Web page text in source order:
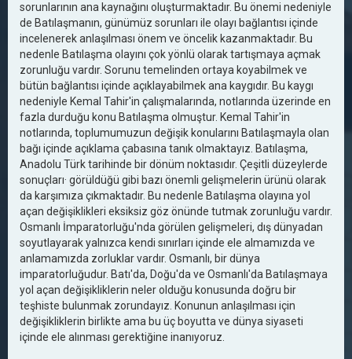
sorunlarının ana kaynağını oluşturmaktadır. Bu önemi nedeniyle
de Batılaşmanın, günümüz sorunları ile olayı bağlantısı içinde
incelenerek anlaşılması önem ve öncelik kazanmaktadır. Bu
nedenle Batılaşma olayını çok yönlü olarak tartışmaya açmak
zorunluğu vardır. Sorunu temelinden ortaya koyabilmek ve
bütün bağlantısı içinde açıklayabilmek ana kaygıdır. Bu kaygı
nedeniyle Kemal Tahir'in çalışmalarında, notlarında üzerinde en
fazla durduğu konu Batılaşma olmuştur. Kemal Tahir'in
notlarında, toplumumuzun değişik konularını Batılaşmayla olan
bağı içinde açıklama çabasına tanık olmaktayız. Batılaşma,
Anadolu Türk tarihinde bir dönüm noktasıdır. Çeşitli düzeylerde
sonuçları· görüldüğü gibi bazı önemli gelişmelerin ürünü olarak
da karşımıza çıkmaktadır. Bu nedenle Batılaşma olayına yol
açan değişiklikleri eksiksiz göz önünde tutmak zorunluğu vardır.
Osmanlı İmparatorluğu'nda görülen gelişmeleri, dış dünyadan
soyutlayarak yalnızca kendi sınırları içinde ele almamızda ve
anlamamızda zorluklar vardır. Osmanlı, bir dünya
imparatorluğudur. Batı'da, Doğu'da ve Osmanlı'da Batılaşmaya
yol açan değişikliklerin neler olduğu konusunda doğru bir
teşhiste bulunmak zorundayız. Konunun anlaşılması için
değişikliklerin birlikte ama bu üç boyutta ve dünya siyaseti
içinde ele alınması gerektiğine inanıyoruz.